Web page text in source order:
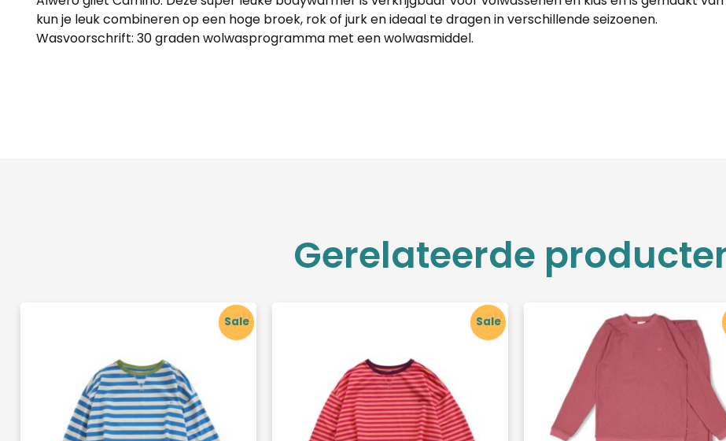
kun je leuk combineren op een hoge broek, rok of jurk en ideaal te dragen in verschillende seizoenen.
Wasvoorschrift: 30 graden wolwasprogramma met een wolwasmiddel.
Gerelateerde
Sale Sale